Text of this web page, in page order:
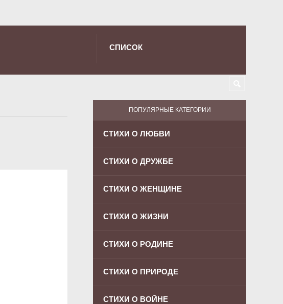
СПИСОК
ПОПУЛЯРНЫЕ КАТЕГОРИИ
СТИХИ О ЛЮБВИ
СТИХИ О ДРУЖБЕ
СТИХИ О ЖЕНЩИНЕ
СТИХИ О ЖИЗНИ
СТИХИ О РОДИНЕ
СТИХИ О ПРИРОДЕ
СТИХИ О ВОЙНЕ